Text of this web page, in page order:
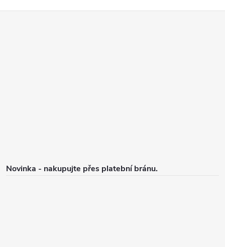
Novinka - nakupujte přes platební bránu.